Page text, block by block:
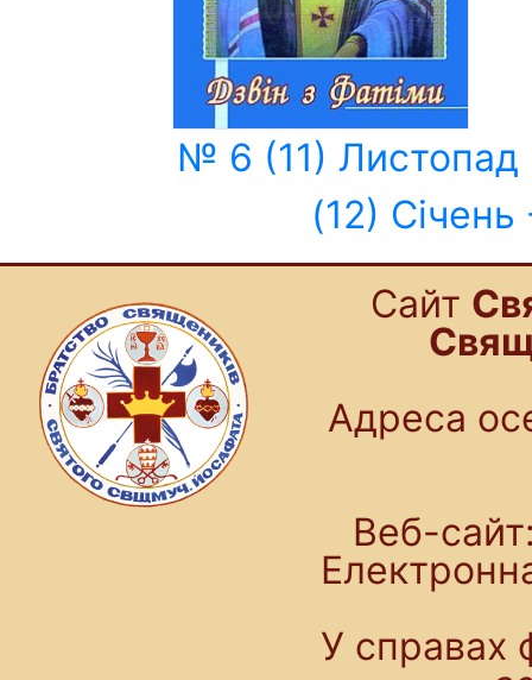
№ 6 (11)
(12)
Cайт
Адреса
Веб-
У справах